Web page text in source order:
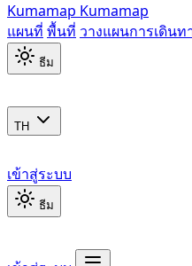
Kumamap Kumamap
แผนที่ พื้นที่ วางแผนการเดินท
ธีม
TH
เข้าสู่ระบบ
ธีม